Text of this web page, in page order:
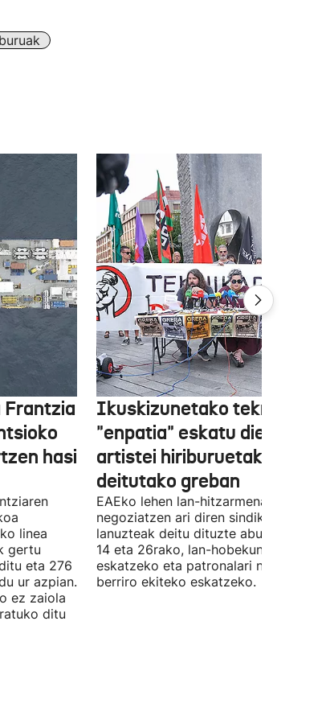
Frantzia
hasi
linea
gertu
eta 276
ur azpian.
ez zaiola
ditu
Ikuskizunetako teknikariek
"enpatia" eskatu diete
artistei hiriburuetako
deitutako greban
EAEko lehen lan-hitzarmena
negoziatzen ari diren sindikatuek
lanuzteak deitu dituzte abuztuaren 5,
14 eta 26rako, lan-hobekuntzak
eskatzeko eta patronalari
berriro ekiteko eskatzeko.